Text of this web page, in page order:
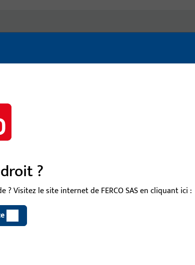
R
x
de
?
Visitez le site internet de FERCO SAS en cliquant ici :